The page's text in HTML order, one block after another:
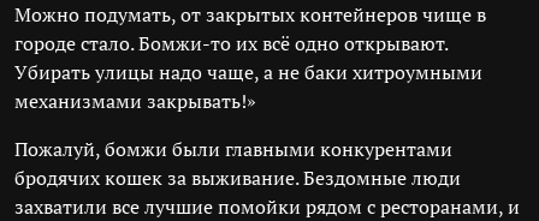
Можно подумать, от закрытых контейнеров чище в
городе стало. Бомжи-то их всё одно открывают.
Убирать улицы надо чаще, а не баки хитроумными
механизмами закрывать!»
Пожалуй, бомжи были главными конкурентами
бродячих кошек за выживание. Бездомные люди
захватили все лучшие помойки рядом с ресторанами, и